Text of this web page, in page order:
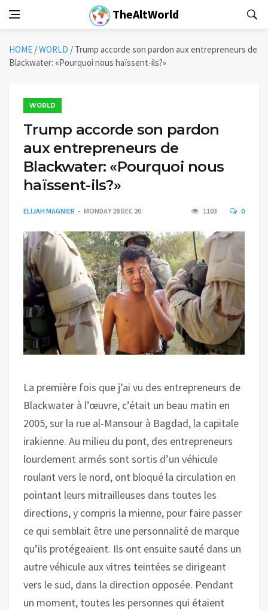
TheAltWorld
HOME /WORLD / Trump accorde son pardon aux entrepreneurs de
Blackwater: «Pourquoi nous haïssent-ils?»
WORLD
Trump accorde son pardon
aux entrepreneurs de
Blackwater: «Pourquoi nous
haïssent-ils?»
ELIJAH MAGNIER MONDAY 28 DEC 20 1103 0
La première fois que j’ai vu des entrepreneurs de
Blackwater à l’œuvre, c’était un beau matin en
2005, sur la rue al-Mansour à Bagdad, la capitale
irakienne. Au milieu du pont, des entrepreneurs
lourdement armés sont sortis d’un véhicule
roulant vers le nord, ont bloqué la circulation en
pointant leurs mitrailleuses dans toutes les
directions, y compris la mienne, pour faire passer
ce qui semblait être une personnalité de marque
qu’ils protégeaient. Ils ont ensuite sauté dans un
autre véhicule aux vitres teintées se dirigeant
vers le sud, dans la direction opposée. Pendant
un moment, toutes les personnes qui étaient